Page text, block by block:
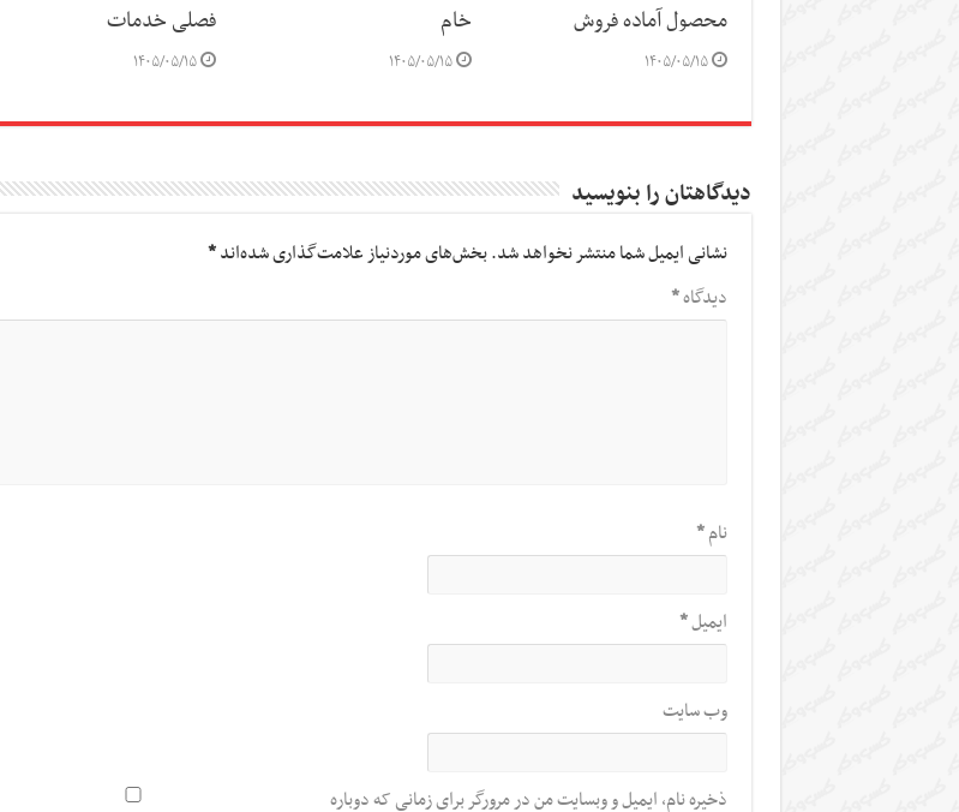
محصول آماده فروش
۱۴۰۵/۰۵/۱۵
خام
۱۴۰۵/۰۵/۱۵
فصلی خدمات
۱۴۰۵/۰۵/۱۵
دیدگاهتان را بنویسید
نشانی ایمیل شما منتشر نخواهد شد.بخش‌های موردنیاز علامت‌گذاری شده‌اند*
دیدگاه*
نام*
ایمیل*
وب‌ سایت
ذخیره نام، ایمیل و وبسایت من در مرورگر برای زمانی که دوباره